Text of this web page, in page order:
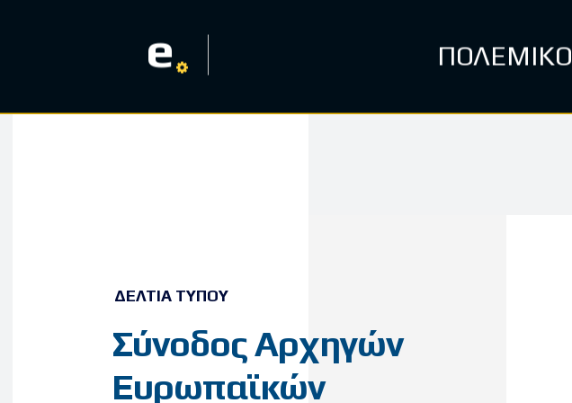
e ΠΟΛΕΜΙΚΟ
ΔΕΛΤΊΑ ΤΎΠΟΥ
Σύνοδος Αρχηγών
Ευρωπαϊκών